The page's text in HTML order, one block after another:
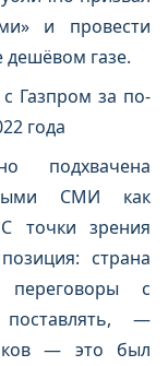
и провести
дешёвом газе.
Газпром за по-
года
подхвачена
СМИ как
точки зрения
страна
с
—
— это был